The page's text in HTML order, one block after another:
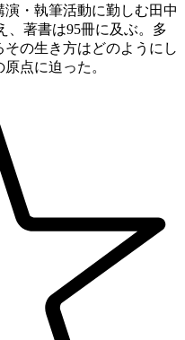
・執筆活動に勤しむ田中
、著書は95冊に及ぶ。多
の生き方はどのようにし
点に迫った。